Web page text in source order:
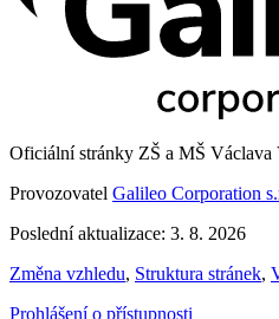
Oficiální stránky ZŠ a MŠ Václava
Provozovatel Galileo Corporation
Poslední aktualizace: 3. 8. 2026
Změna vzhledu, Struktura stránek,
Prohlášení o přístupnosti